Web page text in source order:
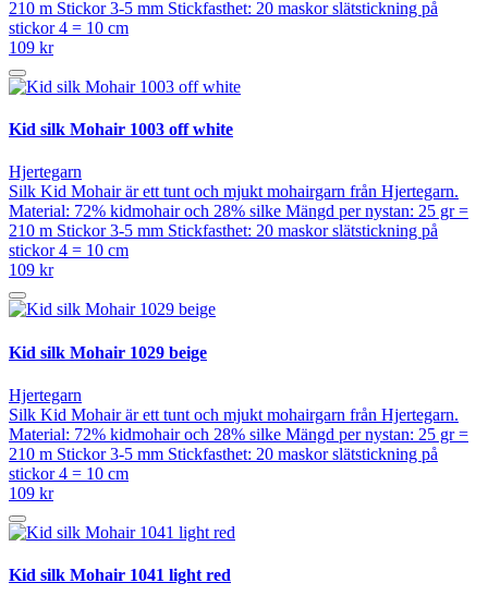
210 m Stickor 3-5 mm Stickfasthet: 20 maskor slätstickning på
stickor 4 = 10 cm
109 kr
Kid silk Mohair 1003 off white
Hjertegarn
Silk Kid Mohair är ett tunt och mjukt mohairgarn från Hjertegarn.
Material: 72% kidmohair och 28% silke Mängd per nystan: 25 gr =
210 m Stickor 3-5 mm Stickfasthet: 20 maskor slätstickning på
stickor 4 = 10 cm
109 kr
Kid silk Mohair 1029 beige
Hjertegarn
Silk Kid Mohair är ett tunt och mjukt mohairgarn från Hjertegarn.
Material: 72% kidmohair och 28% silke Mängd per nystan: 25 gr =
210 m Stickor 3-5 mm Stickfasthet: 20 maskor slätstickning på
stickor 4 = 10 cm
109 kr
Kid silk Mohair 1041 light red